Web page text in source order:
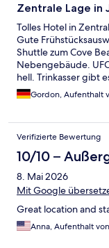
Zentrale Lage in
Tolles Hotel in
Gute
Shuttle zum Cove
Nebengebäude.
hell. Trinkasser gibt
uns sehr wohlgefühlt
Gordon, Aufenthalt
Verifizierte Bewertung
10/10 –
8. Mai 2026
Mit Google
Great location and
Anna, Aufenthalt